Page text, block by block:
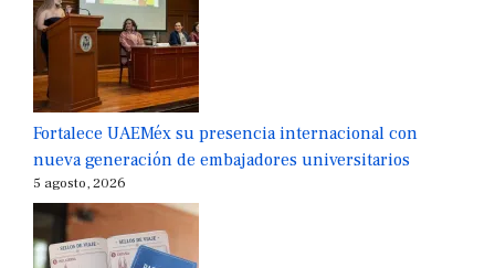
Fortalece UAEMéx su presencia internacional con
nueva generación de embajadores universitarios
5 agosto, 2026